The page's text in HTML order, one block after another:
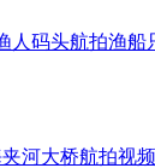
人码头航拍渔船
河大桥航拍视